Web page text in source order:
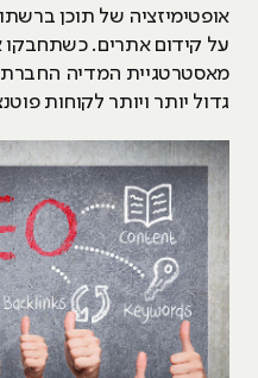
אופטימיזציה של תוכן
מאסטרטגיית המדיה
גדול יותר ויותר לקוחות